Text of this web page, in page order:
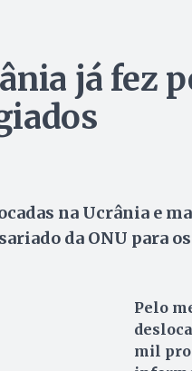
já fez
na Ucrânia e
da ONU para
Pelo
mil